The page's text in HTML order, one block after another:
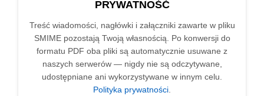
PRYWATNOŚĆ
Treść wiadomości, nagłówki i załączniki zawarte w pliku
SMIME pozostają Twoją własnością. Po konwersji do
formatu PDF oba pliki są automatycznie usuwane z
naszych serwerów — nigdy nie są odczytywane,
udostępniane ani wykorzystywane w innym celu.
Polityka prywatności